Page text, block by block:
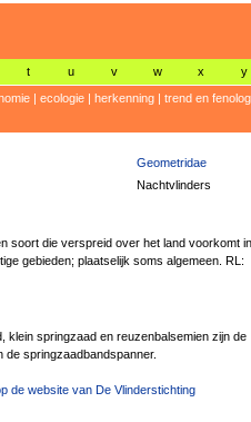
t u v w x y
| ecologie| herkenning| trend en
Geometridae
Nachtvlinders
soort die verspreid over het land voorkomt in
gebieden; plaatselijk soms algemeen. RL:
klein springzaad en reuzenbalsemien zijn de
de springzaadbandspanner.
de website van De Vlinderstichting